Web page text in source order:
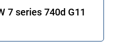
7 series 740d G11